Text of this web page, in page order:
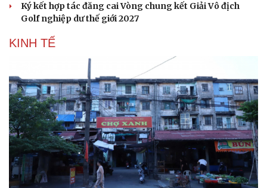
Ký kết hợp tác đăng cai Vòng chung kết Giải Vô địch
Golf nghiệp dư thế giới 2027
KINH TẾ